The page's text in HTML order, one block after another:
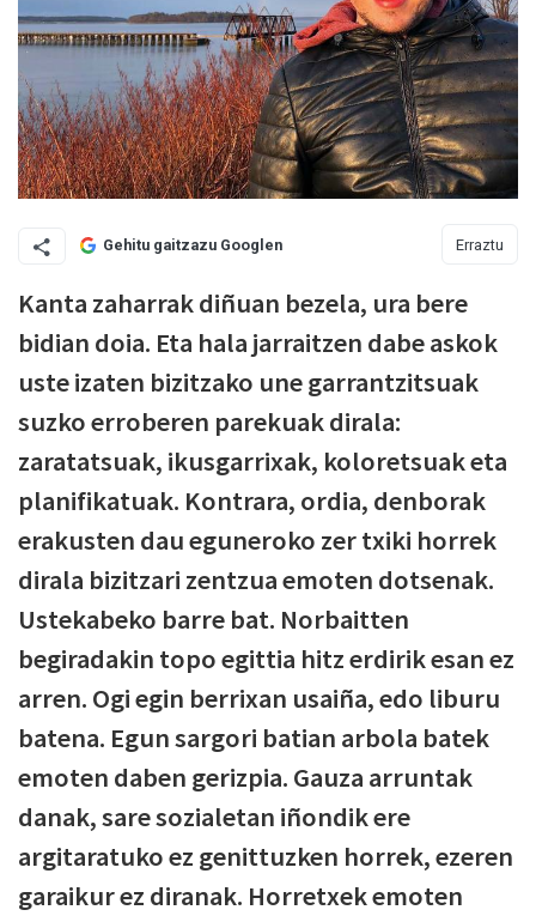
Gehitu gaitzazu Googlen Erraztu
Kanta zaharrak diñuan bezela, ura bere
bidian doia. Eta hala jarraitzen dabe askok
uste izaten bizitzako une garrantzitsuak
suzko erroberen parekuak dirala:
zaratatsuak, ikusgarrixak, koloretsuak eta
planifikatuak. Kontrara, ordia, denborak
erakusten dau eguneroko zer txiki horrek
dirala bizitzari zentzua emoten dotsenak.
Ustekabeko barre bat. Norbaitten
begiradakin topo egittia hitz erdirik esan ez
arren. Ogi egin berrixan usaiña, edo liburu
batena. Egun sargori batian arbola batek
emoten daben gerizpia. Gauza arruntak
danak, sare sozialetan iñondik ere
argitaratuko ez genittuzken horrek, ezeren
garaikur ez diranak. Horretxek emoten